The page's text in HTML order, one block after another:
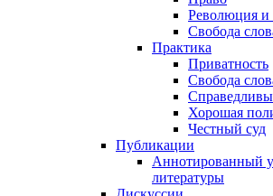
Революция и
Свобода
Практика
Приватность
Свобода
Хорошая
Честный суд
Публикации
Аннотированный
литературы